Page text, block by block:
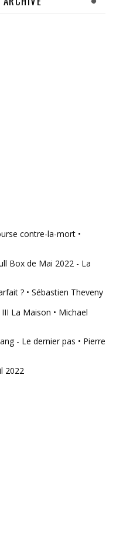
contre-la-mort •
Box de Mai 2022 - La
? • Sébastien Theveny
La Maison • Michael
- Le dernier pas • Pierre
2022